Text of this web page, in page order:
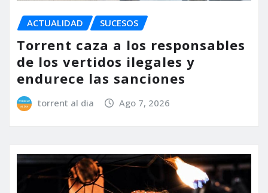
ACTUALIDAD SUCESOS
Torrent caza a los responsables
de los vertidos ilegales y
endurece las sanciones
torrent al dia Ago 7, 2026